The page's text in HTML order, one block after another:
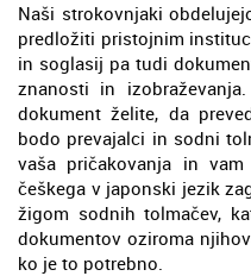
Naši strokovnjaki
predložiti pristojnim
in soglasij pa tudi
znanosti in
dokument želite, da
bodo prevajalci in sodni
vaša pričakovanja in
češkega v japonski jezik
žigom sodnih tolmačev,
dokumentov oziroma
ko je to potrebno.